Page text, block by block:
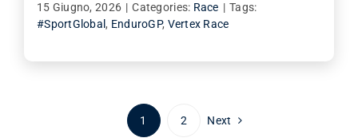
15 Giugno, 2026 | Categories: Race | Tags:
#SportGlobal, EnduroGP, Vertex Race
1 2 Next